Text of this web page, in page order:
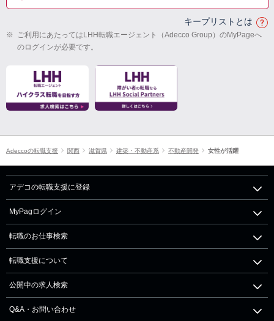
キープリストとは
※ ご利用にあたってはLHH転職エージェント（Adecco Group）のMyPageへ
のログインが必要です。
Adeccoの転職支援 関西 滋賀県 建築・不動産系 不動産開発 女性が活躍
アデコの転職支援に登録
MyPagログイン
転職のお仕事検索
転職支援について
公開中の求人検索
Q&A・お問い合わせ